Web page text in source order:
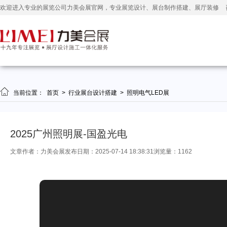
欢迎进入专业的展览公司力美会展官网，专业展览设计、展台制作搭建、展厅装修
 当前位置： 首页 > 行业展台设计搭建 > 照明电气LED展
2025广州照明展-国盈光电
文章作者：力美会展发布日期：2025-07-14 18:38:31浏览量：1162